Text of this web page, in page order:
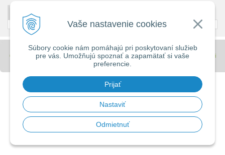
Vaše nastavenie cookies
Súbory cookie nám pomáhajú pri poskytovaní služieb
pre vás. Umožňujú spoznať a zapamätať si vaše
preferencie.
Prijať
Nastaviť
Odmietnuť
DETAILNÝ POPIS
© 2026 Stavebniny - DUMA •tvorba eshopu cez UNIobchod,webhostingspoločnosti
WEBYGROUP